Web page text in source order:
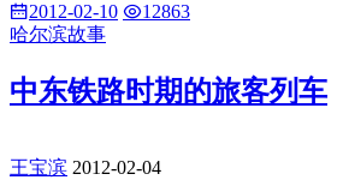
2012-02-10
12863
哈尔滨故事
中东铁路时期的旅客列车
王宝滨 2012-02-04